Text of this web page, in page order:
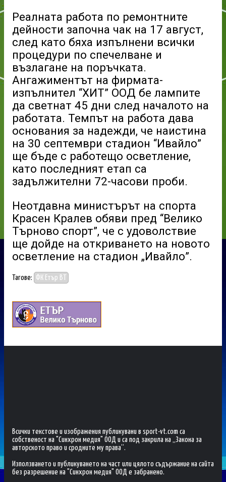
Реалната работа по ремонтните
дейности започна чак на 17 август,
след като бяха изпълнени всички
процедури по спечелване и
възлагане на поръчката.
Ангажиментът на фирмата-
изпълнител “ХИТ” ООД бе лампите
да светнат 45 дни след началото на
работата. Темпът на работа дава
основания за надежди, че наистина
на 30 септември стадион “Ивайло”
ще бъде с работещо осветление,
като последният етап са
задължителни 72-часови проби.
Неотдавна министърът на спорта
Красен Кралев обяви пред “Велико
Търново спорт”, че с удоволствие
ще дойде на откриването на новото
осветление на стадион „Ивайло”.
Тагове: ФК Етър ВТ
Всички текстове и изображения публикувани в sport-vt.com са
собственост на "Синхрон медия" ООД и са под закрила на „Закона за
авторското право и сродните му права“.
Използването и публикуването на част или цялото съдържание на сайта
без разрешение на "Синхрон медия" ООД е забранено.